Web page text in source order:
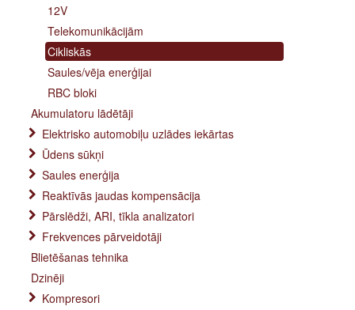
12V
Telekomunikācijām
Cikliskās
Saules/vēja enerģijai
RBC bloki
Akumulatoru lādētāji
Elektrisko automobiļu uzlādes iekārtas
Ūdens sūkņi
Saules enerģija
Reaktīvās jaudas kompensācija
Pārslēdži, ARI, tīkla analizatori
Frekvences pārveidotāji
Blietēšanas tehnika
Dzinēji
Kompresori